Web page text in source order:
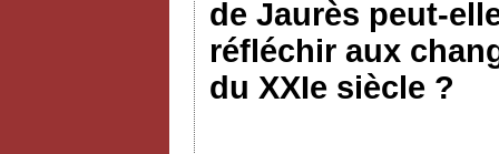
de Jaurès peut-
réfléchir aux
du XXIe siècle ?